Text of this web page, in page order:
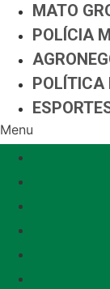
MATO
POLÍCIA
POLÍTICA
Menu